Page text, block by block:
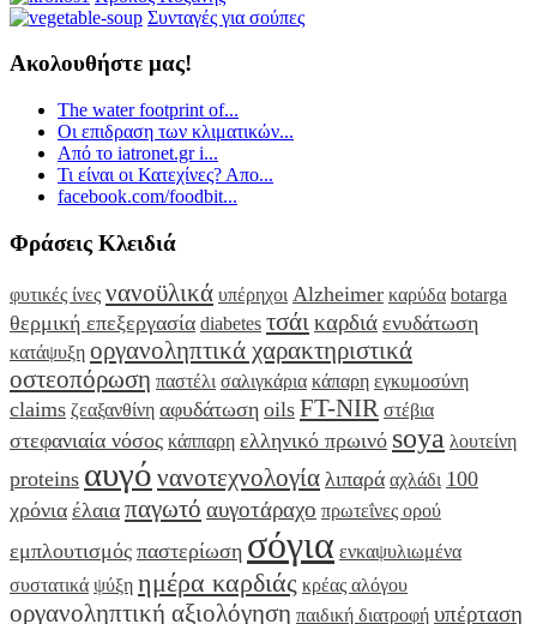
Συνταγές για σούπες
Ακολουθήστε μας!
The water footprint of...
Οι επιδραση των κλιματικών...
Από το iatronet.gr i...
Τι είναι οι Κατεχίνες? Απο...
facebook.com/foodbit...
Φράσεις Κλειδιά
φυτικές ίνες νανοϋλικά υπέρηχοι Alzheimer καρύδα botarga
θερμική επεξεργασία diabetes τσάι καρδιά ενυδάτωση
κατάψυξη οργανοληπτικά χαρακτηριστικά
οστεοπόρωση παστέλι σαλιγκάρια κάπαρη εγκυμοσύνη
claims ζεαξανθίνη αφυδάτωση oils FT-NIR στέβια
στεφανιαία νόσος κάππαρη ελληνικό πρωινό soya λουτείνη
proteins αυγό νανοτεχνολογία λιπαρά αχλάδι 100
χρόνια έλαια παγωτό αυγοτάραχο πρωτεΐνες ορού
εμπλουτισμός παστερίωση σόγια ενκαψυλιωμένα
συστατικά ψύξη ημέρα καρδιάς κρέας αλόγου
οργανοληπτική αξιολόγηση παιδική διατροφή υπέρταση